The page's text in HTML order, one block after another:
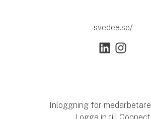
svedea.se/
Inloggning för medarbetare